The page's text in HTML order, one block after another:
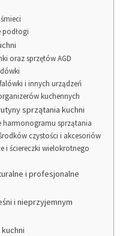
podłogi
oraz sprzętów AGD
i innych urządzeń
kuchennych
sprzątania kuchni
harmonogramu sprzątania
czystości i akcesoriów
i ściereczki wielokrotnego
i profesjonalne
i nieprzyjemnym